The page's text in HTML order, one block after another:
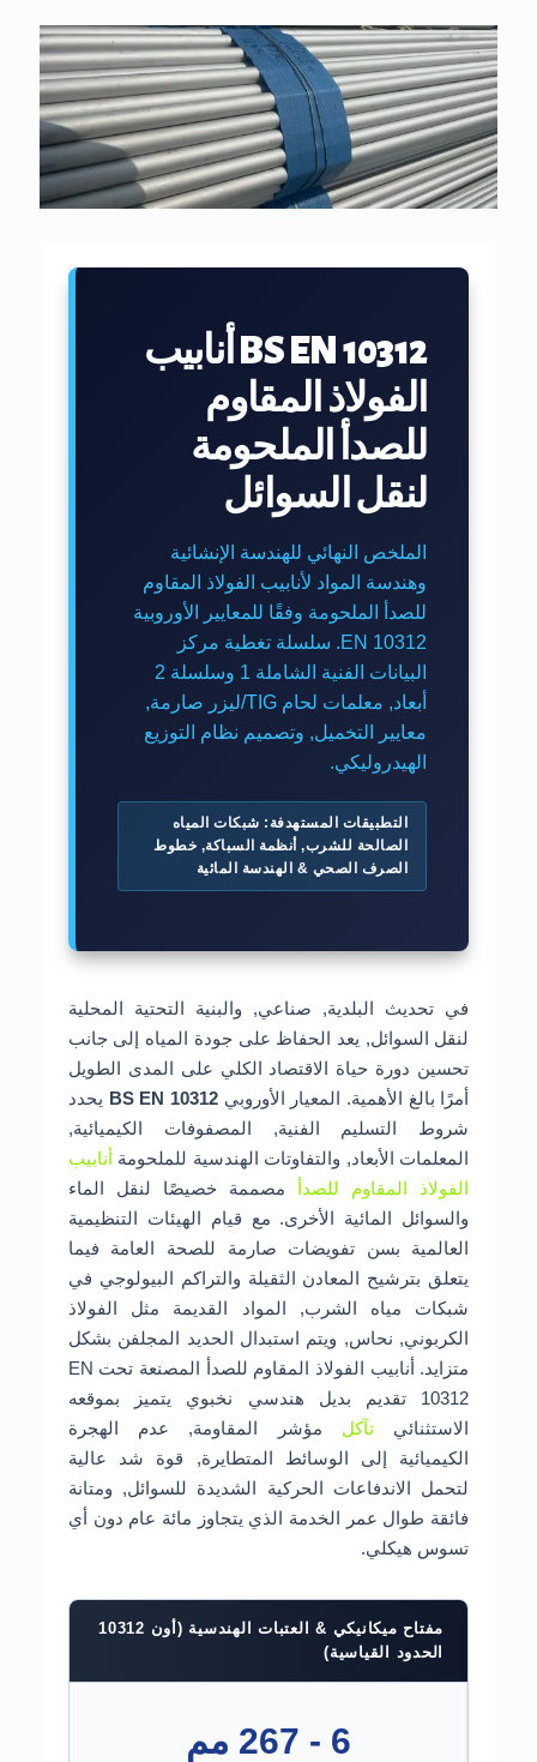
BS EN 10312 أنابيب
الفولاذ المقاوم
للصدأ الملحومة
لنقل السوائل
الملخص النهائي للهندسة الإنشائية
وهندسة المواد لأنابيب الفولاذ المقاوم
للصدأ الملحومة وفقًا للمعايير الأوروبية
EN 10312. سلسلة تغطية مركز
البيانات الفنية الشاملة 1 وسلسلة 2
أبعاد, معلمات لحام TIG/ليزر صارمة,
معايير التخميل, وتصميم نظام التوزيع
الهيدروليكي.
التطبيقات المستهدفة: شبكات المياه
الصالحة للشرب, أنظمة السباكة, خطوط
الصرف الصحي & الهندسة المائية
في تحديث البلدية, صناعي, والبنية التحتية المحلية
لنقل السوائل, يعد الحفاظ على جودة المياه إلى جانب
تحسين دورة حياة الاقتصاد الكلي على المدى الطويل
أمرًا بالغ الأهمية. المعيار الأوروبيBS EN 10312 يحدد
شروط التسليم الفنية, المصفوفات الكيميائية,
المعلمات الأبعاد, والتفاوتات الهندسية للملحومة أنابيب
الفولاذ المقاوم للصدأ مصممة خصيصًا لنقل الماء
والسوائل المائية الأخرى. مع قيام الهيئات التنظيمية
العالمية بسن تفويضات صارمة للصحة العامة فيما
يتعلق بترشيح المعادن الثقيلة والتراكم البيولوجي في
شبكات مياه الشرب, المواد القديمة مثل الفولاذ
الكربوني, نحاس, ويتم استبدال الحديد المجلفن بشكل
متزايد. أنابيب الفولاذ المقاوم للصدأ المصنعة تحت EN
10312 تقديم بديل هندسي نخبوي يتميز بموقعه
الاستثنائيتآكل مؤشر المقاومة, عدم الهجرة
الكيميائية إلى الوسائط المتطايرة, قوة شد عالية
لتحمل الاندفاعات الحركية الشديدة للسوائل, ومتانة
فائقة طوال عمر الخدمة الذي يتجاوز مائة عام دون أي
تسوس هيكلي.
مفتاح ميكانيكي & العتبات الهندسية (أون 10312
الحدود القياسية)
6 - 267 مم